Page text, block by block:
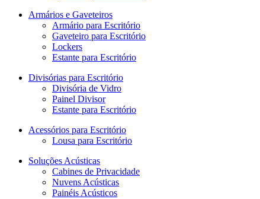
Armários e Gaveteiros
Armário para Escritório
Gaveteiro para Escritório
Lockers
Estante para Escritório
Divisórias para Escritório
Divisória de Vidro
Painel Divisor
Estante para Escritório
Acessórios para Escritório
Lousa para Escritório
Soluções Acústicas
Cabines de Privacidade
Nuvens Acústicas
Painéis Acústicos